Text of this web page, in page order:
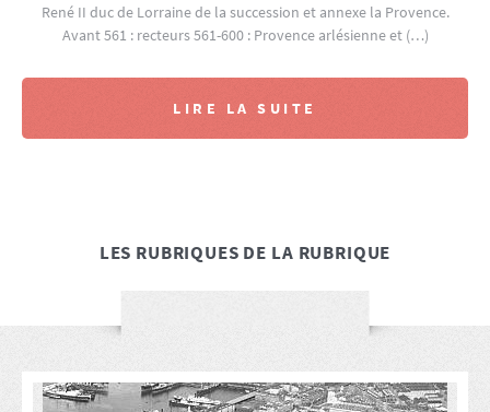
René II duc de Lorraine de la succession et annexe la Provence.
Avant 561 : recteurs 561-600 : Provence arlésienne et (…)
LIRE LA SUITE
LES RUBRIQUES DE LA RUBRIQUE